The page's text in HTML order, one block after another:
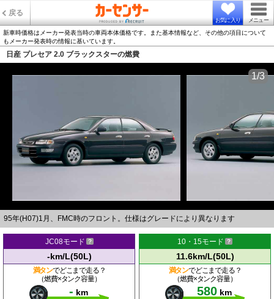
戻る
お気に入り メニュー
新車時価格はメーカー発表当時の車両本体価格です。また基本情報など、その他の項目について
もメーカー発表時の情報に基いています。
日産 プレセア 2.0 ブラックスターの燃費
95年(H07)1月、FMC時のフロント。仕様はグレードにより異なります
1/3
JC08モード
-km/L(50L)
満タンでどこまで走る？
（燃費×タンク容量）
- km
10・15モード
11.6km/L(50L)
満タンでどこまで走る？
（燃費×タンク容量）
580 km